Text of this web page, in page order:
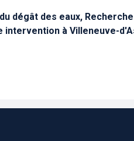
dégât des eaux,
intervention à Villeneuve-